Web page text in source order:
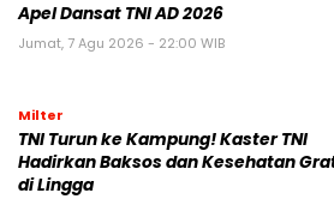
Apel Dansat TNI AD 2026
Jumat, 7 Agu 2026 - 22:00 WIB
Milter
TNI Turun ke Kampung! Kaster TNI
Hadirkan Baksos dan Kesehatan
di Lingga